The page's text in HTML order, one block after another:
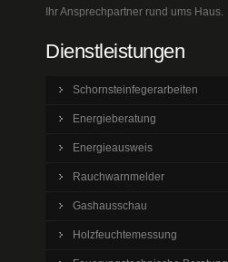
Ihr Ansprechpartner rund ums Haus.
Dienstleistungen
Schornsteinfegerarbeiten
Energieberatung
Energieausweis
Rauchwarnmelder
Gashausschau
Holzfeuchtemessung